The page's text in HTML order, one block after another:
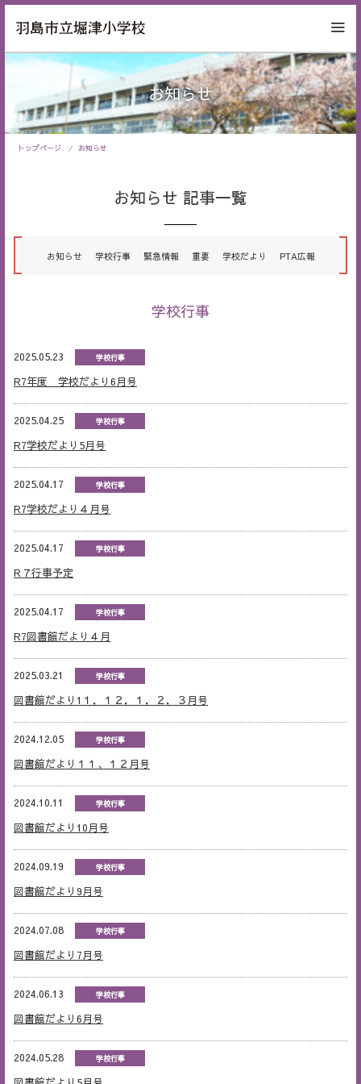
お知らせ
トップページ お知らせ
お知らせ 記事一覧
お知らせ 学校行事 緊急情報 重要 学校だより PTA広報
学校行事
2025.05.23 学校行事
R7年度 学校だより6月号
2025.04.25 学校行事
R7学校だより5月号
2025.04.17 学校行事
R7学校だより４月号
2025.04.17 学校行事
R７行事予定
2025.04.17 学校行事
R7図書館だより４月
2025.03.21 学校行事
図書館だより1１．１２．１．２．３月号
2024.12.05 学校行事
図書館だより１１、１２月号
2024.10.11 学校行事
図書館だより10月号
2024.09.19 学校行事
図書館だより9月号
2024.07.08 学校行事
図書館だより7月号
2024.06.13 学校行事
図書館だより6月号
2024.05.28 学校行事